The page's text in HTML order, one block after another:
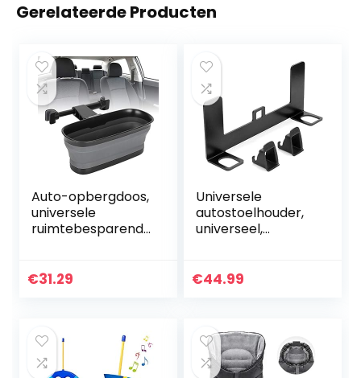
Gerelateerde Producten
Auto-opbergdoos,
universele
ruimtebesparende
voor autostoeltjes
€31.29
Universele
autostoelhouder,
universeel,
der voor Isofix-
€44.99